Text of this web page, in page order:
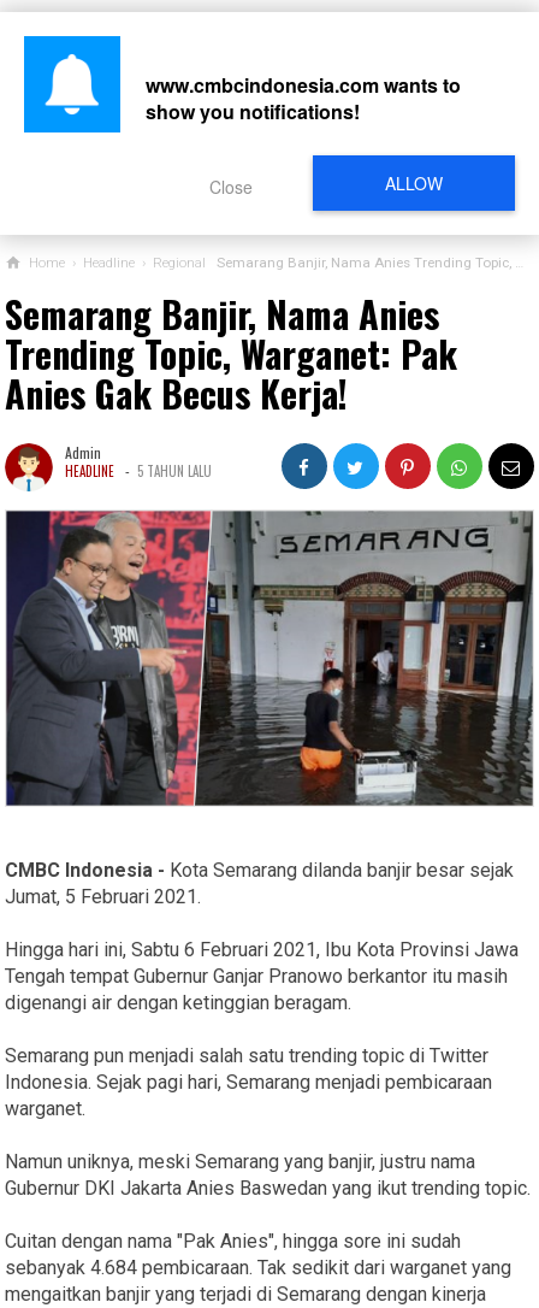
Home › Headline › Regional Semarang Banjir, Nama Anies Trending Topic, Warganet: Pak Anies Gak Becus Kerja!
Semarang Banjir, Nama Anies
Trending Topic, Warganet: Pak
Anies Gak Becus Kerja!
Admin
HEADLINE - 5 TAHUN LALU
CMBC Indonesia - Kota Semarang dilanda banjir besar sejak
Jumat, 5 Februari 2021.
Hingga hari ini, Sabtu 6 Februari 2021, Ibu Kota Provinsi Jawa
Tengah tempat Gubernur Ganjar Pranowo berkantor itu masih
digenangi air dengan ketinggian beragam.
Semarang pun menjadi salah satu trending topic di Twitter
Indonesia. Sejak pagi hari, Semarang menjadi pembicaraan
warganet.
Namun uniknya, meski Semarang yang banjir, justru nama
Gubernur DKI Jakarta Anies Baswedan yang ikut trending topic.
Cuitan dengan nama "Pak Anies", hingga sore ini sudah
sebanyak 4.684 pembicaraan. Tak sedikit dari warganet yang
mengaitkan banjir yang terjadi di Semarang dengan kinerja
www.cmbcindonesia.comwants to
show you notifications!
ALLOW
Close